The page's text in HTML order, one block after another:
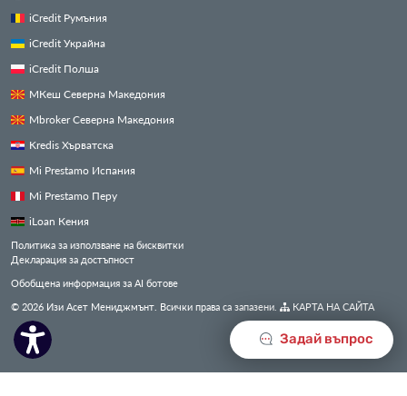
Задай въпрос
iCredit Румъния
iCredit Украйна
iCredit Полша
МКеш Северна Македония
Mbroker Северна Македония
Kredis Хърватска
Mi Prestamo Испания
Mi Prestamo Перу
iLoan Кения
Политика за използване на бисквитки
Декларация за достъпност
Обобщена информация за AI ботове
© 2026 Изи Асет Мениджмънт. Всички права са запазени.
КАРТА НА САЙТА